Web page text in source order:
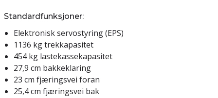
Standardfunksjoner:
Elektronisk servostyring (EPS)
1136 kg trekkapasitet
454 kg lastekassekapasitet
27,9 cm bakkeklaring
23 cm fjæringsvei foran
25,4 cm fjæringsvei bak